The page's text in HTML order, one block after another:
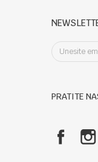
PRATITE